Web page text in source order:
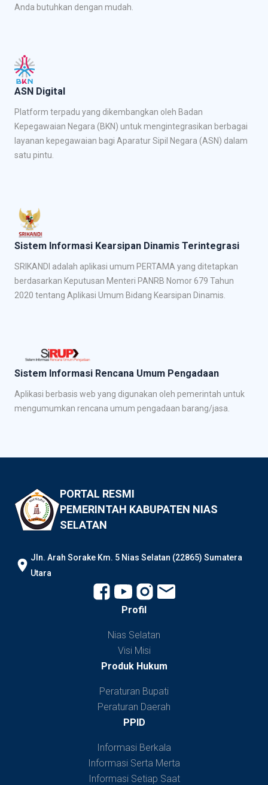
Anda butuhkan dengan mudah.
ASN Digital
Platform terpadu yang dikembangkan oleh Badan
Kepegawaian Negara (BKN) untuk mengintegrasikan berbagai
layanan kepegawaian bagi Aparatur Sipil Negara (ASN) dalam
satu pintu.
Sistem Informasi Kearsipan Dinamis Terintegrasi
SRIKANDI adalah aplikasi umum PERTAMA yang ditetapkan
berdasarkan Keputusan Menteri PANRB Nomor 679 Tahun
2020 tentang Aplikasi Umum Bidang Kearsipan Dinamis.
Sistem Informasi Rencana Umum Pengadaan
Aplikasi berbasis web yang digunakan oleh pemerintah untuk
mengumumkan rencana umum pengadaan barang/jasa.
PORTAL RESMI
PEMERINTAH KABUPATEN NIAS
SELATAN
JIn. Arah Sorake Km. 5 Nias Selatan (22865) Sumatera
Utara
Profil
Nias Selatan
Visi Misi
Produk Hukum
Peraturan Bupati
Peraturan Daerah
PPID
Informasi Berkala
Informasi Serta Merta
Informasi Setiap Saat